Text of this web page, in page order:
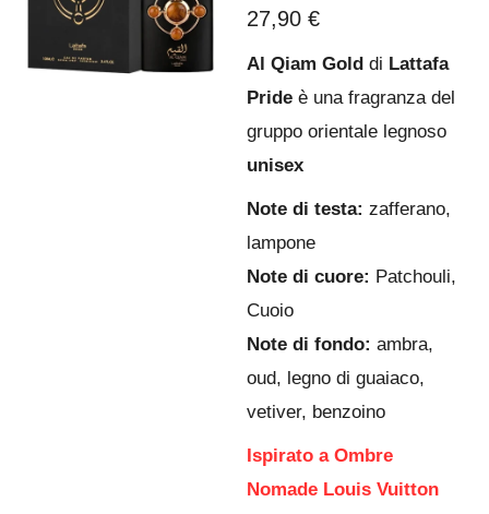
27,90 €
Al Qiam Gold di Lattafa
Pride è una fragranza del
gruppo orientale legnoso
unisex
Note di testa: zafferano,
lampone
Note di cuore: Patchouli,
Cuoio
Note di fondo: ambra,
oud, legno di guaiaco,
vetiver, benzoino
Ispirato a Ombre
Nomade Louis Vuitton